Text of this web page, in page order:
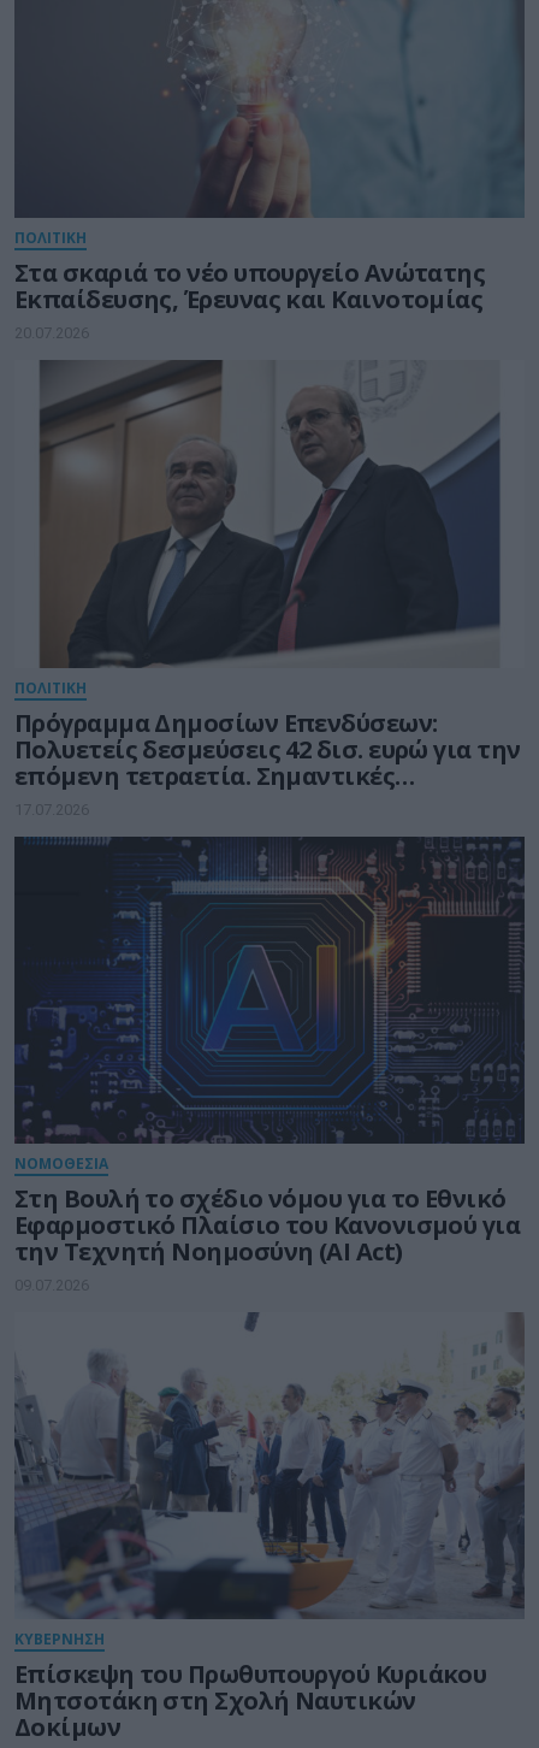
ΠΟΛΙΤΙΚΗ
Στα σκαριά το νέο υπουργείο Ανώτατης
Εκπαίδευσης, Έρευνας και Καινοτομίας
20.07.2026
ΠΟΛΙΤΙΚΗ
Πρόγραμμα Δημοσίων Επενδύσεων:
Πολυετείς δεσμεύσεις 42 δισ. ευρώ για την
επόμενη τετραετία. Σημαντικές
Δεσμεύσεις για το υπ. Ψηφιακής
Διακυβέρνησης
17.07.2026
ΝΟΜΟΘΕΣΙΑ
Στη Βουλή το σχέδιο νόμου για το Εθνικό
Εφαρμοστικό Πλαίσιο του Κανονισμού για
την Τεχνητή Νοημοσύνη (AI Act)
09.07.2026
ΚΥΒΕΡΝΗΣΗ
Eπίσκεψη του Πρωθυπουργού Κυριάκου
Μητσοτάκη στη Σχολή Ναυτικών
Δοκίμων